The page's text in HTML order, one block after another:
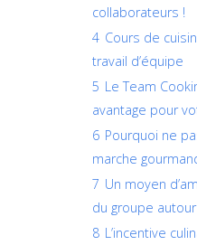
collaborateurs !
4 Cours de
travail d’équipe
5 Le Team
avantage pour
6 Pourquoi ne
marche
7 Un moyen
du groupe
8 L’incentive